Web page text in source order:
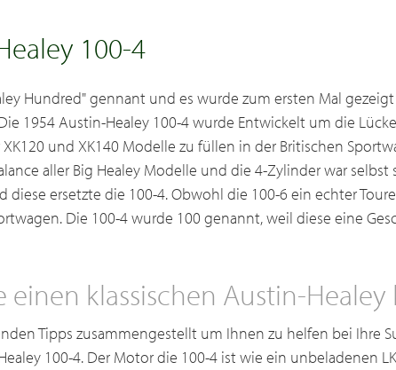
100-4
Hundred" gennant und es wurde zum ersten Mal
1954 Austin-Healey 100-4 wurde Entwickelt um die
und XK140 Modelle zu füllen in der Britischen
aller Big Healey Modelle und die 4-Zylinder war selbst
diese ersetzte die 100-4. Obwohl die 100-6 ein echter
Die 100-4 wurde 100 genannt, weil diese eine
einen klassischen Austin-Healey
Tipps zusammengestellt um Ihnen zu helfen bei Ihre
100-4. Der Motor die 100-4 ist wie ein unbeladenen